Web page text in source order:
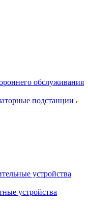
обслуживания
подстанции
устройства
устройства